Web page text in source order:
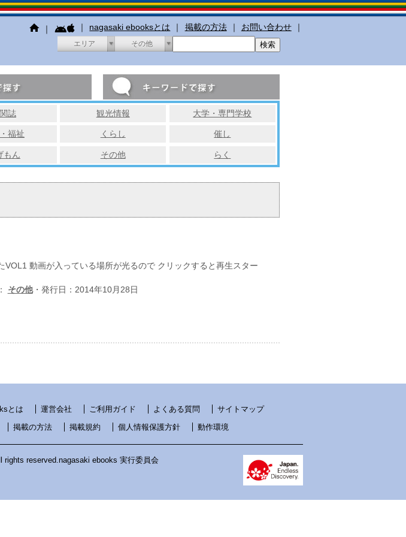
｜ ｜ nagasaki ebooksとは ｜ 掲載の方法 ｜ お問い合わせ ｜
エリア その他
誌 観光情報 大学・専門学校
福祉 くらし 催し
もん その他 らく
VOL1 動画が入っている場所が光るので クリックすると再生スター
その他・発行日：2014年10月28日
とは 運営会社 ご利用ガイド よくある質問
サイトマップ
掲載の方法 掲載規約 個人情報保護方針 動作環境
rights reserved.nagasaki ebooks 実行委員会